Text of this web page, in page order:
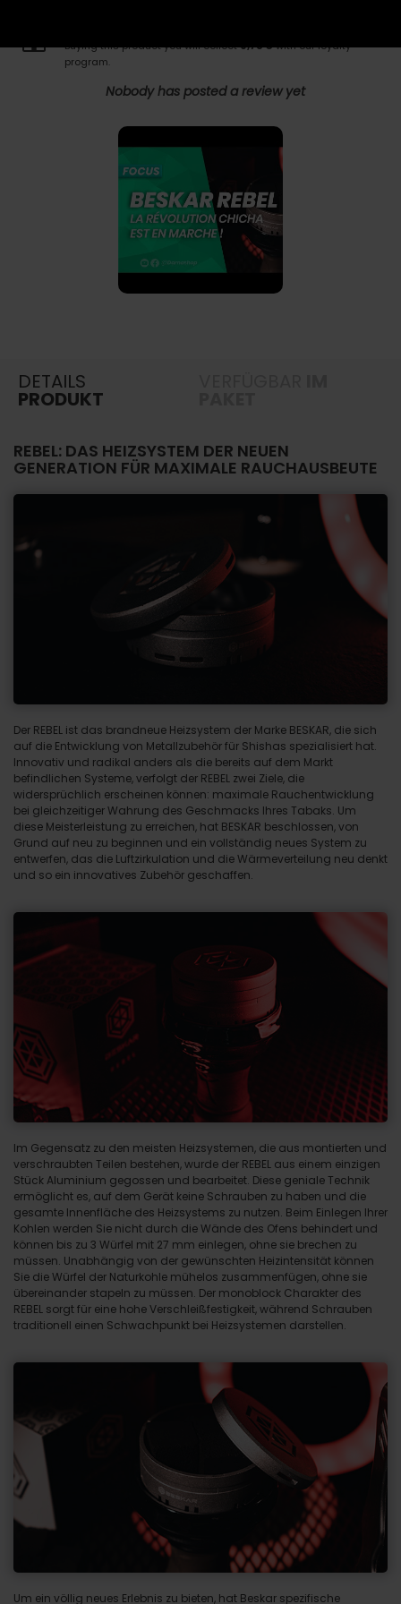
Buying this product you will collect0,78 €with our loyalty
program.
Nobody has posted a review yet
DETAILS
PRODUKT
REBEL: DAS HEIZSYSTEM DER NEUEN
GENERATION FÜR MAXIMALE RAUCHAUSBEUTE
Der REBEL ist das brandneue Heizsystem der Marke BESKAR, die sich
auf die Entwicklung von Metallzubehör für Shishas spezialisiert hat.
Innovativ und radikal anders als die bereits auf dem Markt
befindlichen Systeme, verfolgt der REBEL zwei Ziele, die
widersprüchlich erscheinen können: maximale Rauchentwicklung
bei gleichzeitiger Wahrung des Geschmacks Ihres Tabaks. Um
diese Meisterleistung zu erreichen, hat BESKAR beschlossen, von
Grund auf neu zu beginnen und ein vollständig neues System zu
entwerfen, das die Luftzirkulation und die Wärmeverteilung neu denkt
und so ein innovatives Zubehör geschaffen.
Im Gegensatz zu den meisten Heizsystemen, die aus montierten und
verschraubten Teilen bestehen, wurde der REBEL aus einem einzigen
Stück Aluminium gegossen und bearbeitet. Diese geniale Technik
ermöglicht es, auf dem Gerät keine Schrauben zu haben und die
gesamte Innenfläche des Heizsystems zu nutzen. Beim Einlegen Ihrer
Kohlen werden Sie nicht durch die Wände des Ofens behindert und
können bis zu 3 Würfel mit 27 mm einlegen, ohne sie brechen zu
müssen. Unabhängig von der gewünschten Heizintensität können
Sie die Würfel der Naturkohle mühelos zusammenfügen, ohne sie
übereinander stapeln zu müssen. Der monoblock Charakter des
REBEL sorgt für eine hohe Verschleißfestigkeit, während Schrauben
traditionell einen Schwachpunkt bei Heizsystemen darstellen.
Um ein völlig neues Erlebnis zu bieten, hat Beskar spezifische